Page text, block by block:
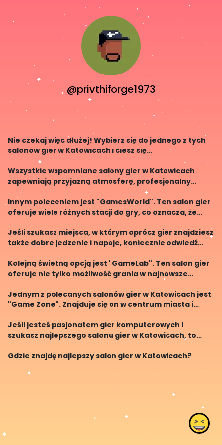
@privthiforge1973
Nie czekaj więc dłużej! Wybierz się do jednego z tych
salonów gier w Katowicach i ciesz się
niezapomnianymi przeżyciami w świecie wirtualnej
rozgrywki. Do zobaczenia na planszy!
Wszystkie wspomniane salony gier w Katowicach
zapewniają przyjazną atmosferę, profesjonalny
sprzęt oraz wykwalifikowany personel, który służy
pomocą w razie potrzeby. Czy chcesz po prostu
zagrać w swo
Innym poleceniem jest "GamesWorld". Ten salon gier
oferuje wiele różnych stacji do gry, co oznacza, że
zawsze znajdziesz miejsce dla siebie. Dzięki bogatej
bibliotece gier, każdy znajdzie coś dla sieb
Jeśli szukasz miejsca, w którym oprócz gier znajdziesz
także dobre jedzenie i napoje, koniecznie odwiedź
"Gamer's Paradise". Jest to kombinacja kawiarni i
salonu gier, w którym można rozkoszować się s
Kolejną świetną opcją jest "GameLab". Ten salon gier
oferuje nie tylko możliwość grania w najnowsze
turnieje i konkursy dla graczy. Możesz więc wziąć ud
Jednym z polecanych salonów gier w Katowicach jest
"Game Zone". Znajduje się on w centrum miasta i
oferuje szeroki wybór najnowszych gier na różne
platformy, takie jak XBox, PlayStation czy komputery
Jeśli jesteś pasjonatem gier komputerowych i
szukasz najlepszego salonu gier w Katowicach, to
przedstawimy ci kilka miejsc, gdzie będziesz mógł
Gdzie znajdę najlepszy salon gier w Katowicach?